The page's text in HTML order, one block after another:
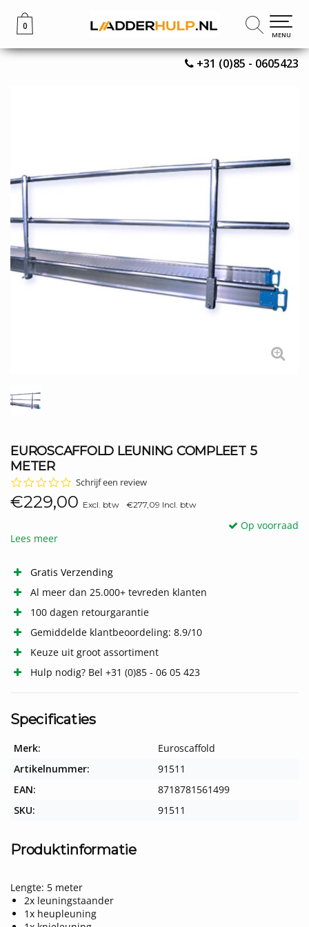
+31 (0)85 - 0605423
0
MENU
0
MENU
EUROSCAFFOLD LEUNING COMPLEET 5
METER
0.0
star
rating
Schrijf een review
€229,00 Excl. btw €277,09 Incl. btw
Op voorraad
Lees meer
Gratis Verzending
Al meer dan 25.000+ tevreden klanten
100 dagen retourgarantie
Gemiddelde klantbeoordeling: 8.9/10
Keuze uit groot assortiment
Hulp nodig? Bel +31 (0)85 - 06 05 423
Specificaties
Merk:
Euroscaffold
Artikelnummer:
91511
EAN:
8718781561499
SKU:
91511
Produktinformatie
Lengte: 5 meter
2x leuningstaander
1x heupleuning